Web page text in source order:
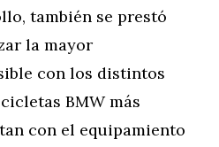
también se prestó
la mayor
con los distintos
BMW más
con el equipamiento